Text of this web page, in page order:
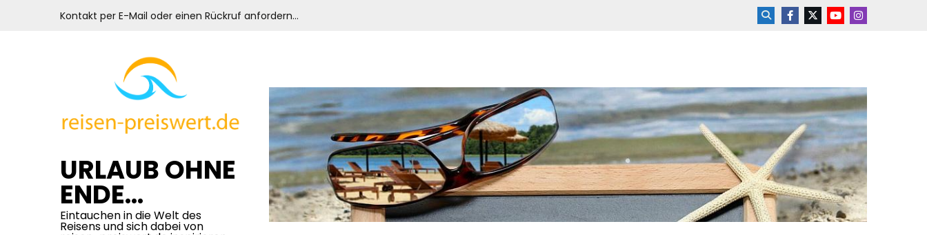
Kontakt per E-Mail oder einen Rückruf anfordern…
URLAUB OHNE
ENDE…
Eintauchen in die Welt des
Reisens und sich dabei von